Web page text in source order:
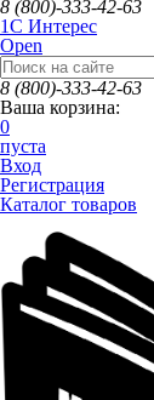
8 (800)-333-42-63
1C Интерес
Open
8 (800)-333-42-63
Ваша корзина:
0
пуста
Вход
Регистрация
Каталог товаров